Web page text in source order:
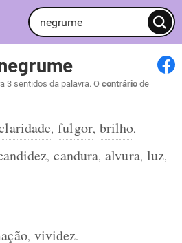
3 sentidos da palavra. O contrário de
, fulgor, brilho,
, candura, alvura, luz,
, vividez.